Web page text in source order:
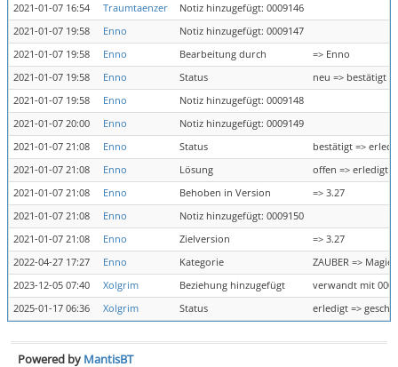
2021-01-07 16:54
Traumtaenzer
Notiz hinzugefügt: 0009146
2021-01-07 19:58
Enno
Notiz hinzugefügt: 0009147
2021-01-07 19:58
Enno Bearbeitung durch
=> Enno
2021-01-07 19:58
Enno Status
neu => bestätigt
2021-01-07 19:58
Enno
Notiz hinzugefügt: 0009148
2021-01-07 20:00
Enno
Notiz hinzugefügt: 0009149
2021-01-07 21:08
Enno Status
bestätigt =>
2021-01-07 21:08
Enno Lösung
offen => erledigt
2021-01-07 21:08
Enno Behoben in Version
=> 3.27
2021-01-07 21:08
Enno
Notiz hinzugefügt: 0009150
2021-01-07 21:08
Enno Zielversion
=> 3.27
2022-04-27 17:27
Enno Kategorie
ZAUBER => Magie
2023-12-05 07:40
Xolgrim Beziehung hinzugefügt
verwandt mit
2025-01-17 06:36
Xolgrim Status erledigt =>
Powered by MantisBT